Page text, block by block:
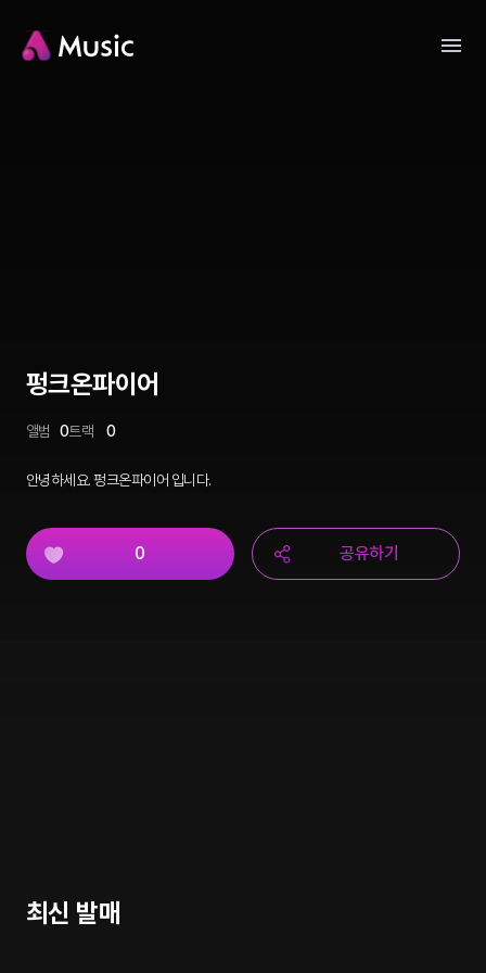
펑크온파이어
앨범 0트랙 0
안녕하세요. 펑크온파이어 입니다.
0 공유하기
최신 발매